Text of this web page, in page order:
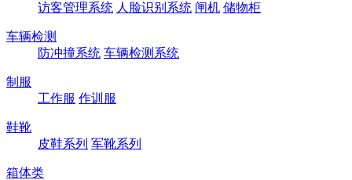
访客管理系统 人脸识别系统 闸机 储物柜
车辆检测
防冲撞系统 车辆检测系统
制服
工作服 作训服
鞋靴
皮鞋系列 军靴系列
箱体类